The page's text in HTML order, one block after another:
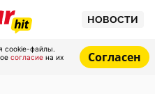
НОВОСТИ
cookie-файлы.
согласие на их
Согласен